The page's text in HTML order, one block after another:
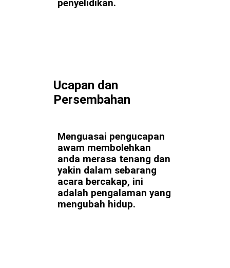
penyelidikan.
Ucapan dan
Persembahan
Menguasai pengucapan
awam membolehkan
anda merasa tenang dan
yakin dalam sebarang
acara bercakap, ini
adalah pengalaman yang
mengubah hidup.